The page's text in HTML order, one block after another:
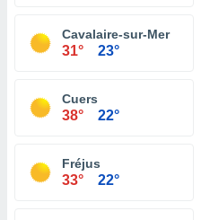
Cavalaire-sur-Mer
31° 23°
Cuers
38° 22°
Fréjus
33° 22°